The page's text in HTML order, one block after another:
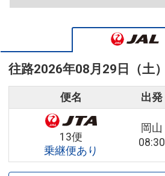
往路2026年08月29日（土）
便名 出発
13便
乗継便あり
岡山
08:30